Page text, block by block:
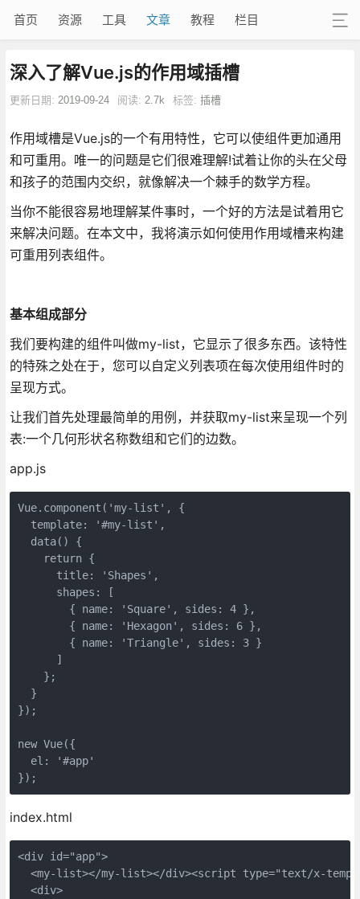
首页 资源 工具 文章 教程 栏目
深入了解Vue.js的作用域插槽
更新日期: 2019-09-24 阅读: 2.7k 标签: 插槽
作用域槽是Vue.js的一个有用特性，它可以使组件更加通用
和可重用。唯一的问题是它们很难理解!试着让你的头在父母
和孩子的范围内交织，就像解决一个棘手的数学方程。
当你不能很容易地理解某件事时，一个好的方法是试着用它
来解决问题。在本文中，我将演示如何使用作用域槽来构建
可重用列表组件。
基本组成部分
我们要构建的组件叫做my-list，它显示了很多东西。该特性
的特殊之处在于，您可以自定义列表项在每次使用组件时的
呈现方式。
让我们首先处理最简单的用例，并获取my-list来呈现一个列
表:一个几何形状名称数组和它们的边数。
app.js
Vue.component('my-list', {
  template: '#my-list',
  data() {
    return {
      title: 'Shapes',
      shapes: [
        { name: 'Square', sides: 4 },
        { name: 'Hexagon', sides: 6 },
        { name: 'Triangle', sides: 3 }
      ]
    };
  }
});
new Vue({
  el: '#app'
});
index.html
<div id="app">
<my-list></my-list></div><script type="text/x-
  <div>